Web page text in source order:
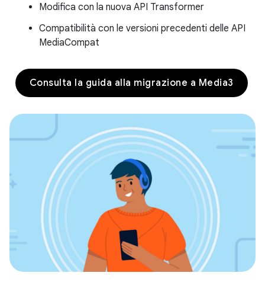
Modifica con la nuova API Transformer
Compatibilità con le versioni precedenti delle API
MediaCompat
Consulta la guida alla migrazione a Media3